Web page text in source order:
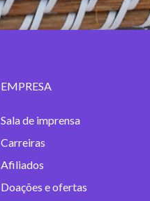
EMPRESA
Sala de imprensa
Carreiras
Afiliados
Doações e ofertas